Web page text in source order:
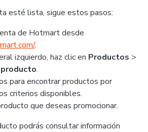
esté lista, sigue estos pasos:
de Hotmart desde
.
izquierdo, haz clic en Productos >
.
para encontrar productos por
criterios disponibles.
que deseas promocionar.
podrás consultar información